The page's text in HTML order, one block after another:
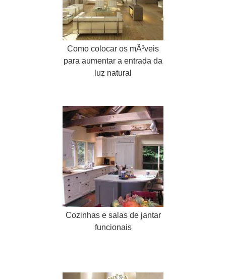
Como colocar os mÃ³veis
para aumentar a entrada da
luz natural
Cozinhas e salas de jantar
funcionais